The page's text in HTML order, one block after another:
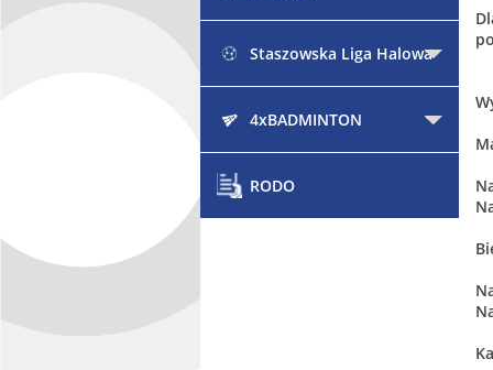
Staszowska Liga Halowa
4xBADMINTON
RODO